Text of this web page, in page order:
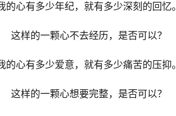
的心有多少年纪，就有多少深刻的回忆。
这样的一颗心不去经历，是否可以？
的心有多少爱意，就有多少痛苦的压抑。
这样的一颗心想要完整，是否可以？